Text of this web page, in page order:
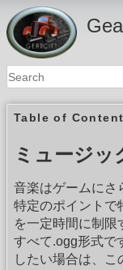
Table of
ミュージッ
音楽はゲームにさ
特定のポイントで
を一定時間に制限
すべて.ogg形式で
したい場合は、こ